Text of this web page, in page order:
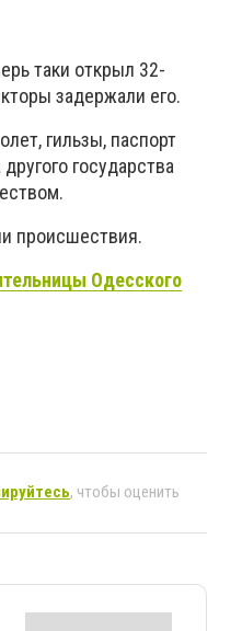
таки открыл 32-
задержали его.
гильзы, паспорт
государства
происшествия.
Одесского
, чтобы оценить